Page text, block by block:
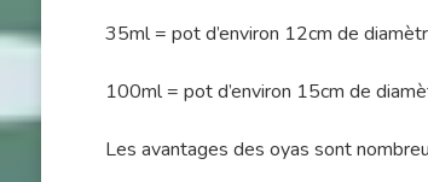
35ml = pot d’environ 12cm de
100ml = pot d’environ 15cm de
Les avantages des oyas sont